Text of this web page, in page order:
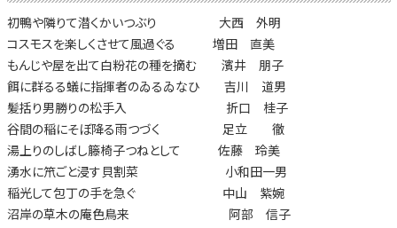
初鴨や隣りて潜くかいつぶり 大西 外明
コスモスを楽しくさせて風過ぐる 増田 直美
もんじや屋を出て白粉花の種を摘む 濱井 朋子
餌に群るる蟻に指揮者のゐるゐなひ 吉川 道男
髪括り男勝りの松手入 折口 桂子
谷間の稲にそぼ降る雨つづく 足立 徹
湯上りのしばし籐椅子つねとして 佐藤 玲美
湧水に笊ごと浸す貝割菜 小和田一男
稲光して包丁の手を急ぐ 中山 紫婉
沼岸の草木の庵色鳥来 阿部 信子